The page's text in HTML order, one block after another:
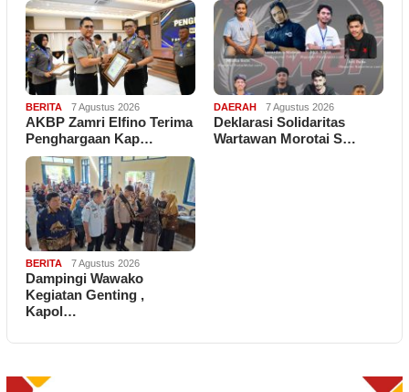
BERITA 7 Agustus 2026
AKBP Zamri Elfino Terima
Penghargaan Kap…
DAERAH 7 Agustus 2026
Deklarasi Solidaritas
Wartawan Morotai S…
BERITA 7 Agustus 2026
Dampingi Wawako
Kegiatan Genting ,
Kapol…